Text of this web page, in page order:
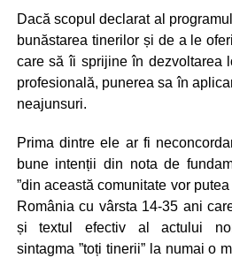
Dacă scopul declarat al
bunăstarea tinerilor și de a le
care să îi sprijine în dezvoltarea
profesională, punerea sa în
neajunsuri.
Prima dintre ele ar fi
bune intenții din nota de
”din această comunitate vor
România cu vârsta 14-35 ani
și textul efectiv al actului
sintagma ”toți tinerii” la numai o